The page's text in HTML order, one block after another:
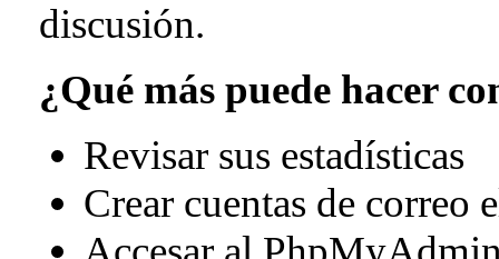
discusión.
¿Qué más puede hacer
Revisar sus estadísticas
Crear cuentas de correo